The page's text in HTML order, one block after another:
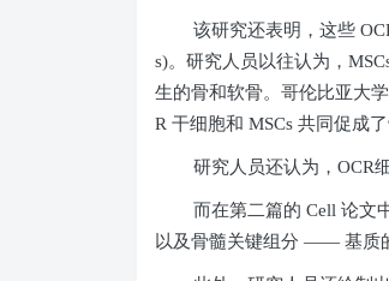
该研究还表明，这些
s)。研究人员以往认为，
生的骨和软骨。哥伦比亚大
R 干细胞和 MSCs 共同促成了
研究人员还认为， OCR
而在第二篇的 Cell 论文
以及骨髓关键组分 —— 基质